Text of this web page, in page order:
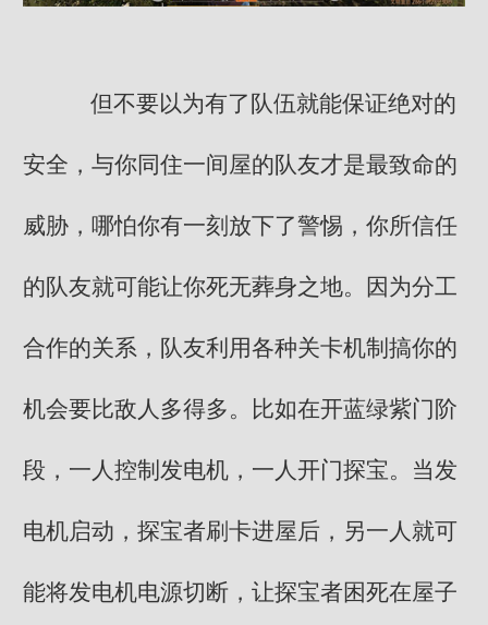
但不要以为有了队伍就能保证绝对的
安全，与你同住一间屋的队友才是最致命的
威胁，哪怕你有一刻放下了警惕，你所信任
的队友就可能让你死无葬身之地。因为分工
合作的关系，队友利用各种关卡机制搞你的
机会要比敌人多得多。比如在开蓝绿紫门阶
段，一人控制发电机，一人开门探宝。当发
电机启动，探宝者刷卡进屋后，另一人就可
能将发电机电源切断，让探宝者困死在屋子